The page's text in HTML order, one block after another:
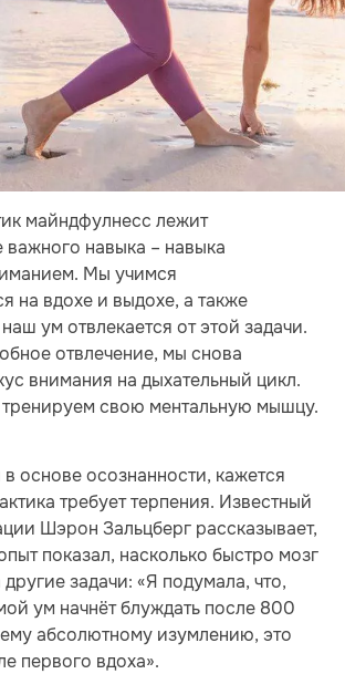
майндфулнесс лежит
навыка – навыка
Мы учимся
на вдохе и выдохе, а также
ум отвлекается от этой задачи.
отвлечение, мы снова
внимания на дыхательный цикл.
свою ментальную мышцу.
основе осознанности, кажется
требует терпения. Известный
Шэрон Зальцберг рассказывает,
показал, насколько быстро мозг
другие задачи: «Я подумала, что,
ум начнёт блуждать после 800
абсолютному изумлению, это
первого вдоха».